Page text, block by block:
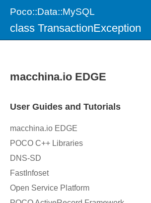
Poco::Data::MySQL
class TransactionException